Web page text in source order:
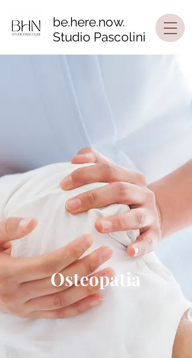
be.here.now.
Studio Pascolini
Osteopatia